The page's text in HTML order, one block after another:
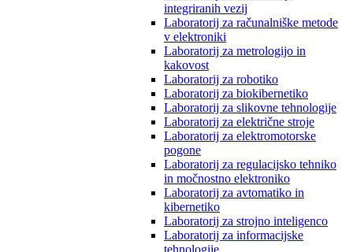
integriranih vezij
Laboratorij za računalniške metode
v elektroniki
Laboratorij za metrologijo in
kakovost
Laboratorij za robotiko
Laboratorij za biokibernetiko
Laboratorij za slikovne tehnologije
Laboratorij za električne stroje
Laboratorij za elektromotorske
pogone
Laboratorij za regulacijsko tehniko
in močnostno elektroniko
Laboratorij za avtomatiko in
kibernetiko
Laboratorij za strojno inteligenco
Laboratorij za informacijske
tehnologije